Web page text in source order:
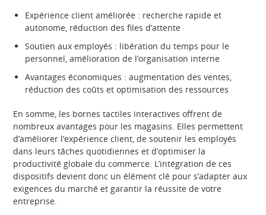
Expérience client améliorée : recherche rapide et
autonome, réduction des files d’attente
Soutien aux employés : libération du temps pour le
personnel, amélioration de l’organisation interne
Avantages économiques : augmentation des ventes,
réduction des coûts et optimisation des ressources
En somme, les bornes tactiles interactives offrent de
nombreux avantages pour les magasins. Elles permettent
d’améliorer l’expérience client, de soutenir les employés
dans leurs tâches quotidiennes et d’optimiser la
productivité globale du commerce. L’intégration de ces
dispositifs devient donc un élément clé pour s’adapter aux
exigences du marché et garantir la réussite de votre
entreprise.